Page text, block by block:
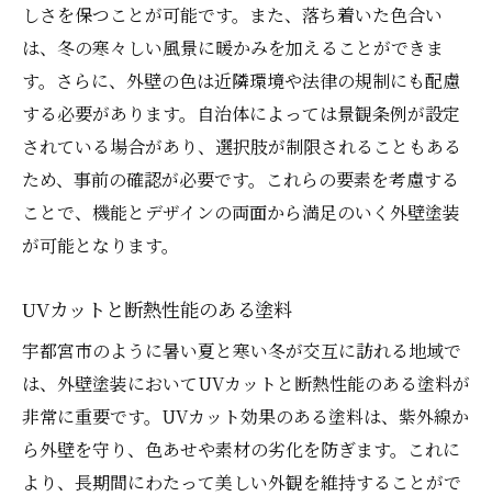
しさを保つことが可能です。また、落ち着いた色合い
は、冬の寒々しい風景に暖かみを加えることができま
す。さらに、外壁の色は近隣環境や法律の規制にも配慮
する必要があります。自治体によっては景観条例が設定
されている場合があり、選択肢が制限されることもある
ため、事前の確認が必要です。これらの要素を考慮する
ことで、機能とデザインの両面から満足のいく外壁塗装
が可能となります。
UVカットと断熱性能のある塗料
宇都宮市のように暑い夏と寒い冬が交互に訪れる地域で
は、外壁塗装においてUVカットと断熱性能のある塗料が
非常に重要です。UVカット効果のある塗料は、紫外線か
ら外壁を守り、色あせや素材の劣化を防ぎます。これに
より、長期間にわたって美しい外観を維持することがで